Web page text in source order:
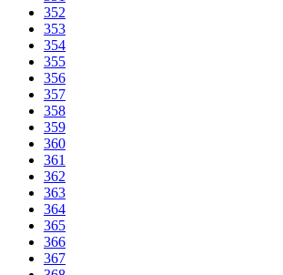
352
353
354
355
356
357
358
359
360
361
362
363
364
365
366
367